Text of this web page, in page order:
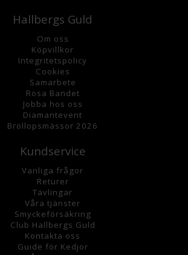
Hallbergs Guld
Om oss
Köpvillkor
Integritetspolicy
Cookies
Samarbete
Rosa Bandet
Jobba hos oss
Diamantevent
Bröllopsmässor 2026
Kundservice
Vanliga frågor
Returer
Tävlingar
Våra tjänster
Smyckeförsäkring
Club Hallbergs Guld
Kontakta oss
Guide för Kedjor